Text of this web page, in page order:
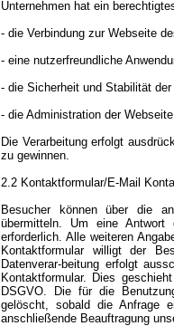
Unternehmen hat ein
- die Verbindung zur Webseite
- eine nutzerfreundliche
- die Sicherheit und Stabilität
- die Administration der
Die Verarbeitung erfolgt
zu gewinnen.
2.2 Kontaktformular/E-Mail
Besucher können über die
übermitteln. Um eine
erforderlich. Alle weiteren
Kontaktformular willigt der
Datenverar-beitung erfolgt
Kontaktformular. Dies
DSGVO. Die für die
gelöscht, sobald die Anfrage
anschließende Beauftragung